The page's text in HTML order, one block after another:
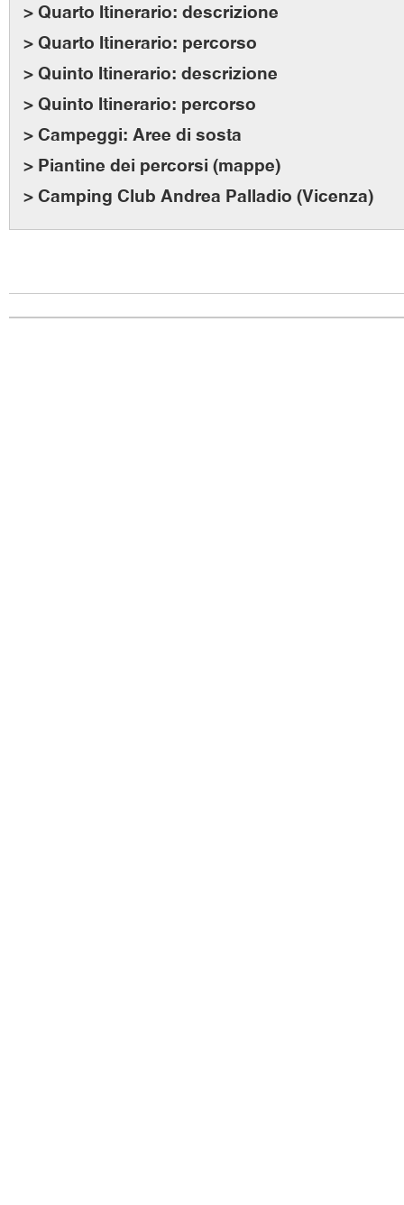
> Quarto Itinerario: descrizione
> Quarto Itinerario: percorso
> Quinto Itinerario: descrizione
> Quinto Itinerario: percorso
> Campeggi: Aree di sosta
> Piantine dei percorsi (mappe)
> Camping Club Andrea Palladio (Vicenza)